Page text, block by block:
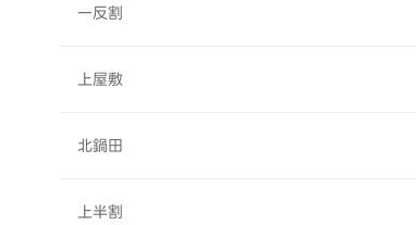
一反割
上屋敷
北鍋田
上半割